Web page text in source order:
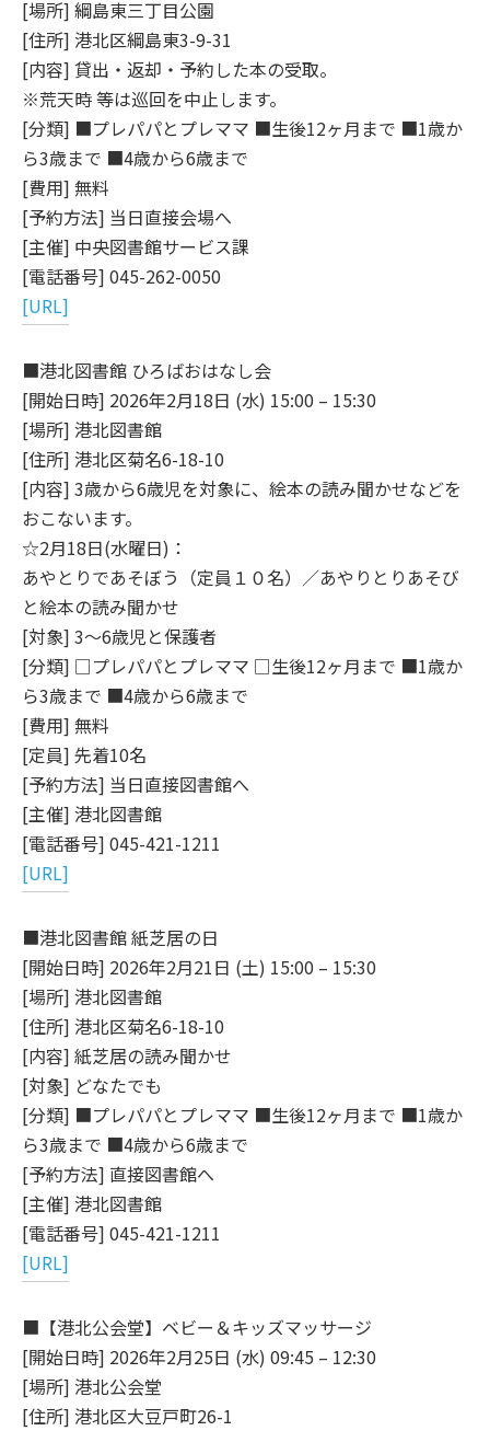
[場所] 綱島東三丁目公園
[住所] 港北区綱島東3-9-31
[内容] 貸出・返却・予約した本の受取。
※荒天時 等は巡回を中止します。
[分類] ■プレパパとプレママ ■生後12ヶ月まで ■1歳か
ら3歳まで ■4歳から6歳まで
[費用] 無料
[予約方法] 当日直接会場へ
[主催] 中央図書館サービス課
[電話番号] 045-262-0050
[URL]
■港北図書館 ひろばおはなし会
[開始日時] 2026年2月18日 (水) 15:00 – 15:30
[場所] 港北図書館
[住所] 港北区菊名6-18-10
[内容] 3歳から6歳児を対象に、絵本の読み聞かせなどを
おこないます。
☆2月18日(水曜日)：
あやとりであそぼう（定員１０名）／あやりとりあそび
と絵本の読み聞かせ
[対象] 3～6歳児と保護者
[分類] □プレパパとプレママ □生後12ヶ月まで ■1歳か
ら3歳まで ■4歳から6歳まで
[費用] 無料
[定員] 先着10名
[予約方法] 当日直接図書館へ
[主催] 港北図書館
[電話番号] 045-421-1211
[URL]
■港北図書館 紙芝居の日
[開始日時] 2026年2月21日 (土) 15:00 – 15:30
[場所] 港北図書館
[住所] 港北区菊名6-18-10
[内容] 紙芝居の読み聞かせ
[対象] どなたでも
[分類] ■プレパパとプレママ ■生後12ヶ月まで ■1歳か
ら3歳まで ■4歳から6歳まで
[予約方法] 直接図書館へ
[主催] 港北図書館
[電話番号] 045-421-1211
[URL]
■【港北公会堂】ベビー＆キッズマッサージ
[開始日時] 2026年2月25日 (水) 09:45 – 12:30
[場所] 港北公会堂
[住所] 港北区大豆戸町26-1